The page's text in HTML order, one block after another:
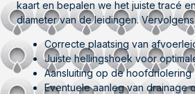
kaart en bepalen we het juiste tracé
diameter van de leidingen.
Correcte plaatsing van
Juiste hellingshoek voor
Aansluiting op de hoofdriolering
Eventuele aanleg van drainage